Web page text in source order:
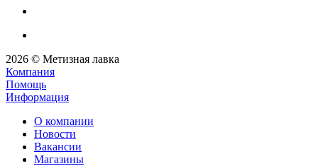
2026 © Метизная лавка
Компания
Помощь
Информация
О компании
Новости
Вакансии
Магазины